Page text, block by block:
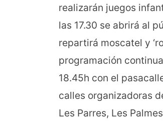
realizarán juegos
las 17.30 se abrirá al
repartirá moscatel y
programación
18.45h con el
calles organizadoras
Les Parres, Les